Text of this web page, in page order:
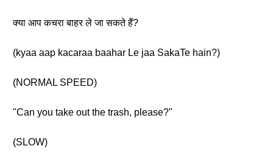
क्या आप कचरा बाहर ले जा सकते हैं?
(kyaa aap kacaraa baahar Le jaa SakaTe hain?)
(NORMAL SPEED)
"Can you take out the trash, please?"
(SLOW)